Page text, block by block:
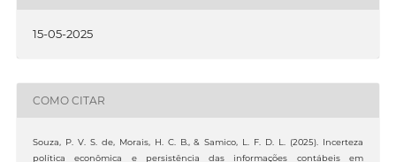
15-05-2025
COMO CITAR
Souza, P. V. S. de, Morais, H. C. B., & Samico, L. F. D. L. (2025). Incerteza
política econômica e persistência das informações contábeis em